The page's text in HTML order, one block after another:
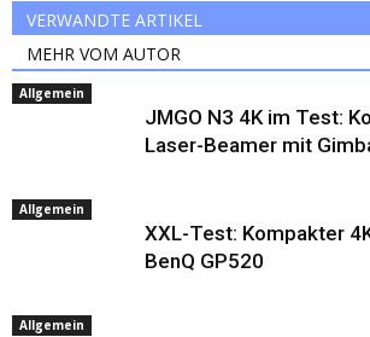
VERWANDTE ARTIKEL
MEHR VOM AUTOR
Allgemein
JMGO N3 4K im Test:
Laser-Beamer mit
Allgemein
XXL-Test: Kompakter
BenQ GP520
Allgemein